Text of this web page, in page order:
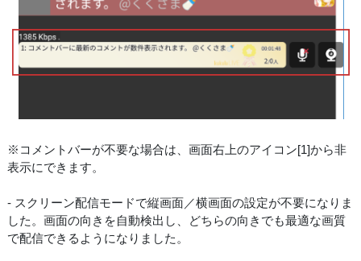
※コメントバーが不要な場合は、画面右上のアイコン[1]から非
表示にできます。
- スクリーン配信モードで縦画面／横画面の設定が不要になりま
した。画面の向きを自動検出し、どちらの向きでも最適な画質
で配信できるようになりました。